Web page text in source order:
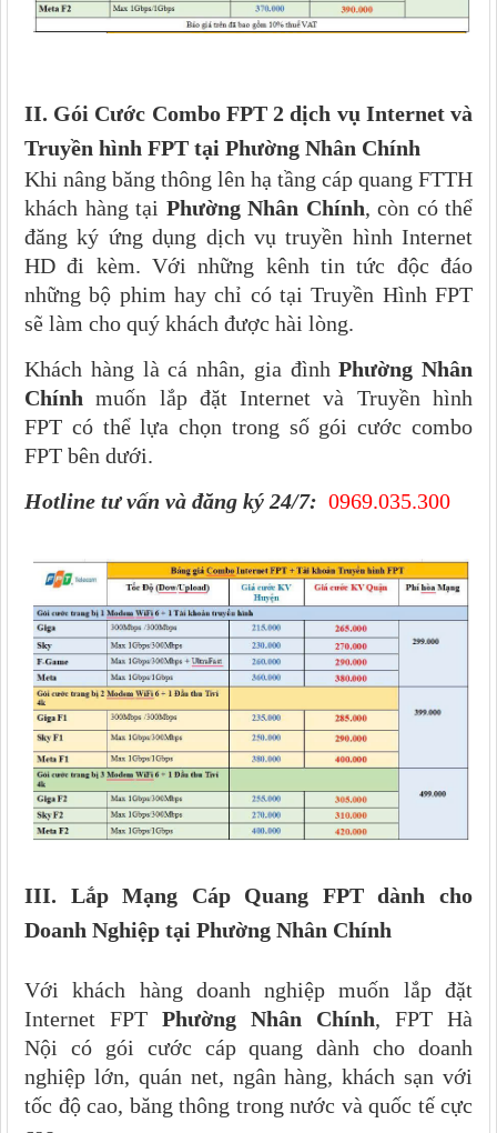
II. Gói Cước Combo FPT 2 dịch vụ Internet và
Truyền hình FPT tại Phường Nhân Chính
Khi nâng băng thông lên hạ tầng cáp quang FTTH
khách hàng tại Phường Nhân Chính, còn có thể
đăng ký ứng dụng dịch vụ truyền hình Internet
HD đi kèm. Với những kênh tin tức độc đáo
những bộ phim hay chỉ có tại Truyền Hình FPT
sẽ làm cho quý khách được hài lòng.
Khách hàng là cá nhân, gia đìnhPhường Nhân
Chính muốn lắp đặt Internet và Truyền hình
FPT có thể lựa chọn trong số gói cước combo
FPT bên dưới.
Hotline tư vấn và đăng ký 24/7: 0969.035.300
III. Lắp Mạng Cáp Quang FPT dành cho
Doanh Nghiệp tại Phường Nhân Chính
Với khách hàng doanh nghiệp muốn lắp đặt
Internet FPT Phường Nhân Chính, FPT Hà
Nội có gói cước cáp quang dành cho doanh
nghiệp lớn, quán net, ngân hàng, khách sạn với
tốc độ cao, băng thông trong nước và quốc tế cực